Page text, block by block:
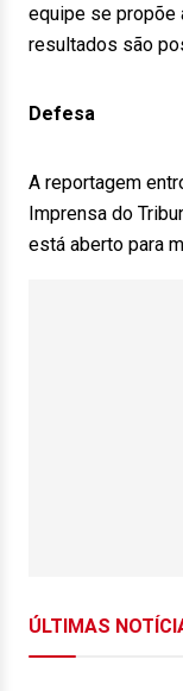
equipe se propõe
resultados são
Defesa
A reportagem
Imprensa do
está aberto para